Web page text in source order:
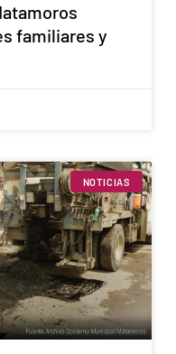
familiares y
NOTICIAS